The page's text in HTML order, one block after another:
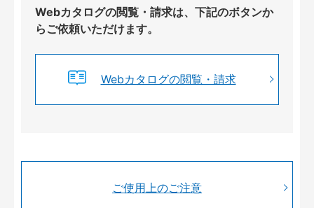
Webカタログの閲覧・請求は、下記のボタンか
らご依頼いただけます。
Webカタログの閲覧・請求
ご使用上のご注意